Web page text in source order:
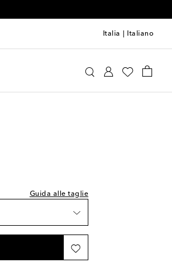
Italia Italiano
Guida alle taglie